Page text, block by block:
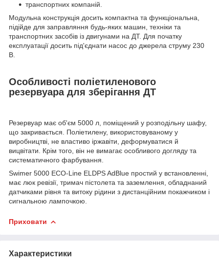
транспортних компаній.
Модульна конструкція досить компактна та функціональна,
підійде для заправляння будь-яких машин, техніки та
транспортних засобів із двигунами на ДТ. Для початку
експлуатації досить під'єднати насос до джерела струму 230
В.
Особливості поліетиленового
резервуара для зберігання ДТ
Резервуар має об'єм 5000 л, поміщений у розподільну шафу,
що закривається. Поліетилену, використовуваному у
виробництві, не властиво іржавіти, деформуватися й
вицвітати. Крім того, він не вимагає особливого догляду та
систематичного фарбування.
Swimer 5000 ECO-Line ELDPS AdBlue простий у встановленні,
має люк ревізії, тримач пістолета та заземлення, обладнаний
датчиками рівня та витоку рідини з дистанційним покажчиком і
сигнальною лампочкою.
Приховати
Характеристики